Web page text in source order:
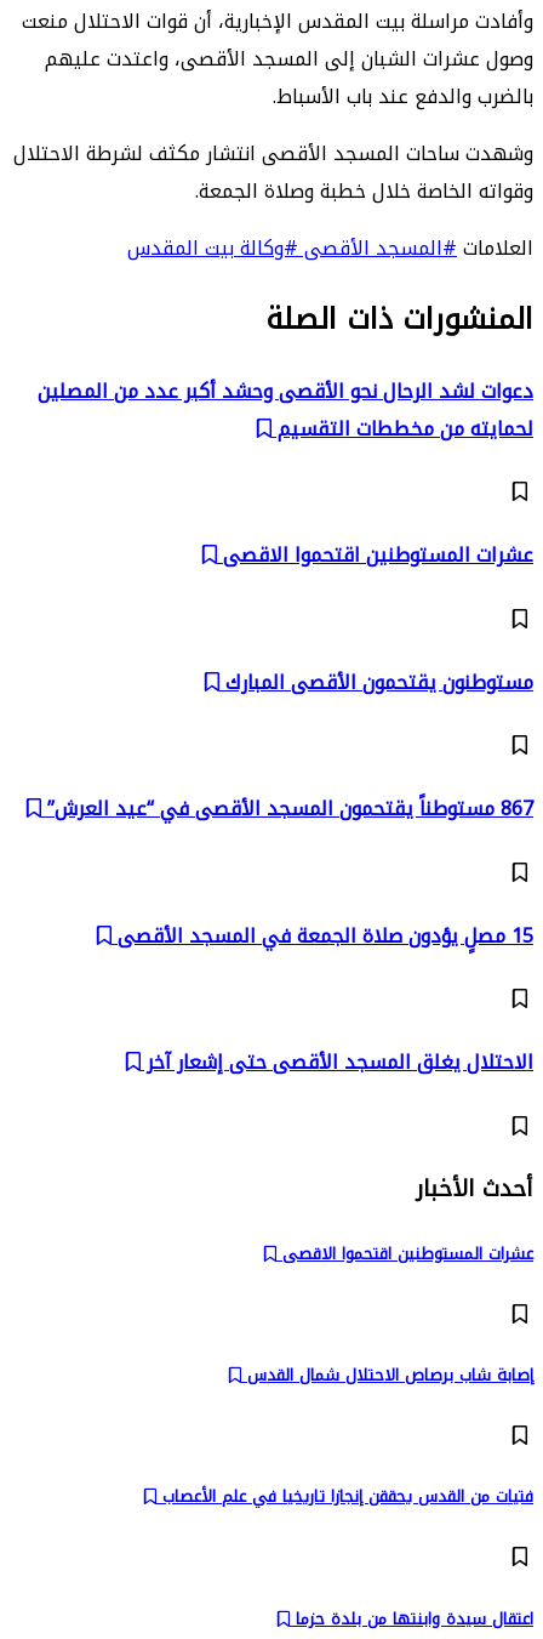
وأفادت مراسلة بيت المقدس الإخبارية، أن قوات الاحتلال منعت
وصول عشرات الشبان إلى المسجد الأقصى، واعتدت عليهم
بالضرب والدفع عند باب الأسباط.
وشهدت ساحات المسجد الأقصى انتشار مكثف لشرطة الاحتلال
وقواته الخاصة خلال خطبة وصلاة الجمعة.
العلامات#المسجد الأقصى#وكالة بيت المقدس
المنشورات ذات الصلة
دعوات لشد الرحال نحو الأقصى وحشد أكبر عدد من المصلين
لحمايته من مخططات التقسيم
عشرات المستوطنين اقتحموا الاقصى
مستوطنون يقتحمون الأقصى المبارك
867 مستوطناً يقتحمون المسجد الأقصى في “عيد العرش”
15 مصلٍ يؤدون صلاة الجمعة في المسجد الأقصى
الاحتلال يغلق المسجد الأقصى حتى إشعار آخر
أحدث الأخبار
عشرات المستوطنين اقتحموا الاقصى
إصابة شاب برصاص الاحتلال شمال القدس
فتيات من القدس يحققن إنجازا تاريخيا في علم الأعصاب
اعتقال سيدة وابنتها من بلدة حزما